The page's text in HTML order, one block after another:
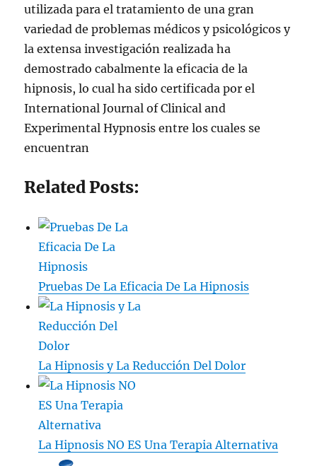
utilizada para el tratamiento de una gran
variedad de problemas médicos y psicológicos y
la extensa investigación realizada ha
demostrado cabalmente la eficacia de la
hipnosis, lo cual ha sido certificada por el
International Journal of Clinical and
Experimental Hypnosis entre los cuales se
encuentran
Related Posts:
Pruebas De La Eficacia De La Hipnosis
La Hipnosis y La Reducción Del Dolor
La Hipnosis NO ES Una Terapia Alternativa